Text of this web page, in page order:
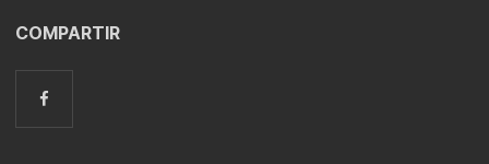
COMPARTIR